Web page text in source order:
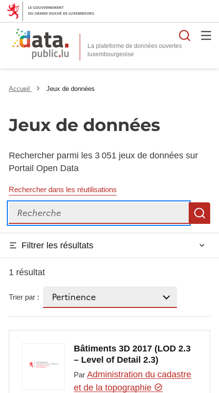
La plateforme de données ouvertes
Accueil Jeux de données
Jeux de données
Rechercher parmi les 3 051 jeux de données sur
Portail Open Data
Rechercher dans les réutilisations
Recherche
Filtrer les résultats
1 résultat
Trier par :
Bâtiments 3D 2017 (LOD 2.3
– Level of Detail 2.3)
Par Administration du cadastre
et de la topographie